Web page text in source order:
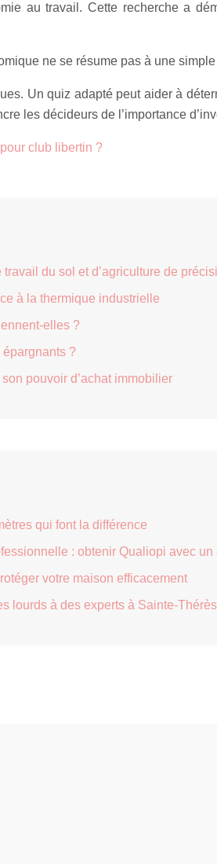
au travail. Cette recherche a
ne se résume pas à une
Un quiz adapté peut aider à
les décideurs de l’importance
club libertin ?
travail du sol et d’agriculture de
à la thermique industrielle
elles ?
?
pouvoir d’achat immobilier
qui font la différence
: obtenir Qualiopi avec
votre maison efficacement
lourds à des experts à Sainte-